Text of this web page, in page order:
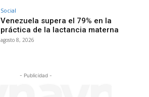
Social
Venezuela supera el 79% en la
práctica de la lactancia materna
agosto 8, 2026
- Publicidad -